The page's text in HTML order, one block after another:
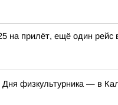
прилёт, ещё один
физкультурника — в